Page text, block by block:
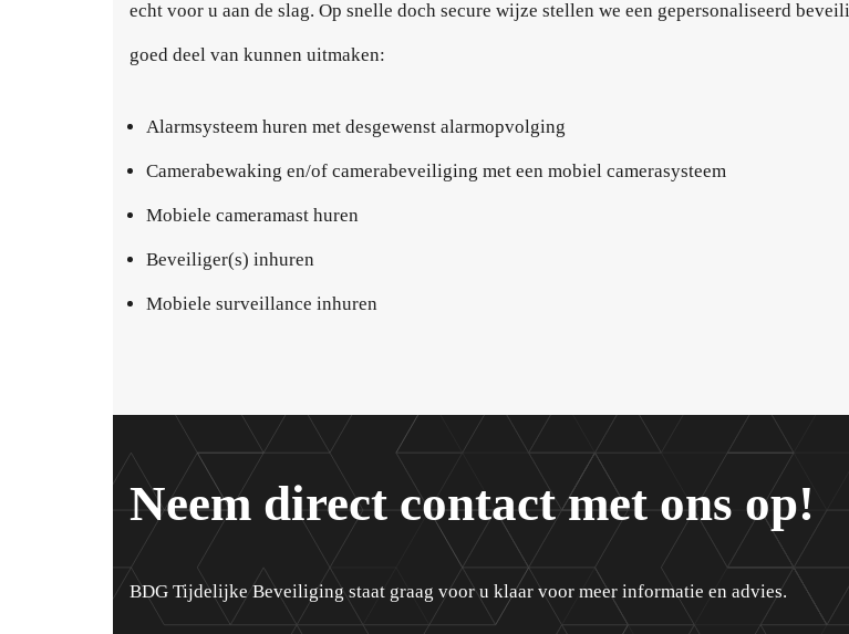
echt voor u aan de slag. Op snelle doch secure wijze stellen we een gepersonaliseerd
goed deel van kunnen uitmaken:
Alarmsysteem huren met desgewenst alarmopvolging
Camerabewaking en/of camerabeveiliging met een mobiel camerasysteem
Mobiele cameramast huren
Beveiliger(s) inhuren
Mobiele surveillance inhuren
Neem direct contact met ons op!
BDG Tijdelijke Beveiliging staat graag voor u klaar voor meer informatie en advies.